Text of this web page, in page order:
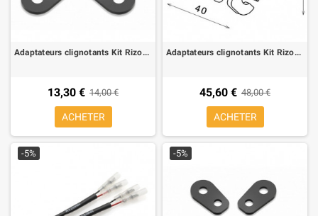
Adaptateurs clignotants Kit Rizoma, pour MV Agusta Brutale 800, (1 kit pour 2 clignotants)
13,30 € 14,00 €
ACHETER
Adaptateurs clignotants Kit Rizoma, pour MV Agusta Brutale 800, (1 kit pour 2 clignotants)
45,60 € 48,00 €
ACHETER
-5% -5%